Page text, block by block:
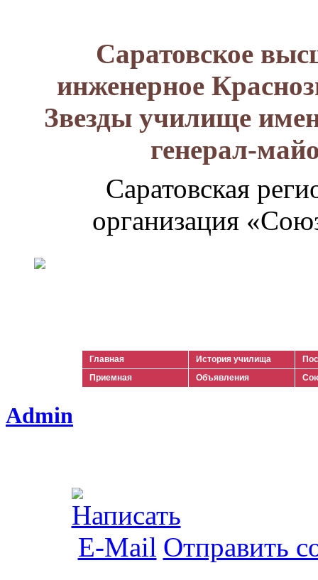
Саратовское
инженерное
Звезды училище
генерал-
Саратовская
организация
Главная История училища
Приемная
Объявления
Admin
Отправить